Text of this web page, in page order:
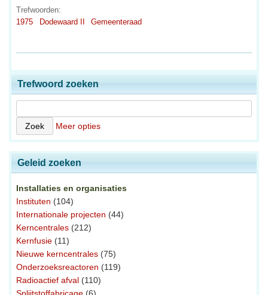
Trefwoorden:
1975
Dodewaard II Gemeenteraad
Trefwoord zoeken
Meer opties
Geleid zoeken
Installaties en organisaties
Instituten (104)
Internationale projecten (44)
Kerncentrales (212)
Kernfusie (11)
Nieuwe kerncentrales (75)
Onderzoeksreactoren (119)
Radioactief afval (110)
Splijtstoffabricage (6)